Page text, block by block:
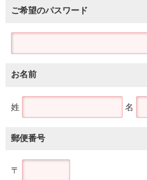
ご希望のパスワード
お名前
姓 名
郵便番号
〒